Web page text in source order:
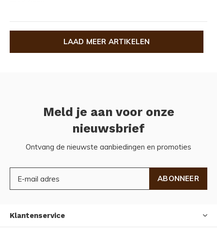
LAAD MEER ARTIKELEN
Meld je aan voor onze
nieuwsbrief
Ontvang de nieuwste aanbiedingen en promoties
ABONNEER
Klantenservice